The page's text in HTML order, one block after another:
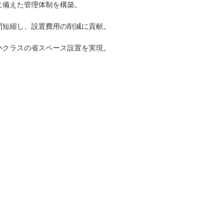
えた管理体制を構築。
縮し、設置費用の削減に貢献。
ラスの省スペース設置を実現。